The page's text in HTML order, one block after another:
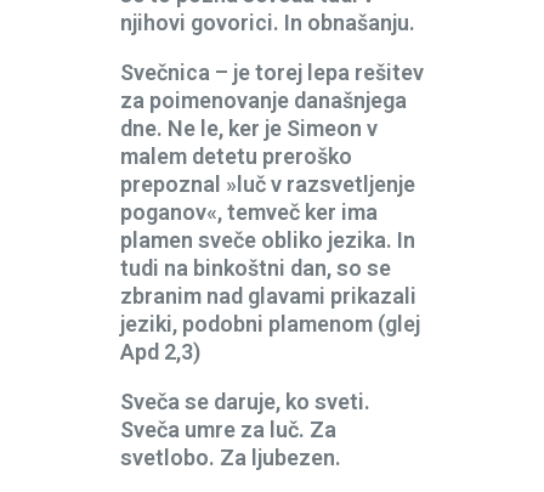
njihovi govorici. In obnašanju.
Svečnica – je torej lepa rešitev
za poimenovanje današnjega
dne. Ne le, ker je Simeon v
malem detetu preroško
prepoznal »luč v razsvetljenje
poganov«, temveč ker ima
plamen sveče obliko jezika. In
tudi na binkoštni dan, so se
zbranim nad glavami prikazali
jeziki, podobni plamenom (glej
Apd 2,3)
Sveča se daruje, ko sveti.
Sveča umre za luč. Za
svetlobo. Za ljubezen.